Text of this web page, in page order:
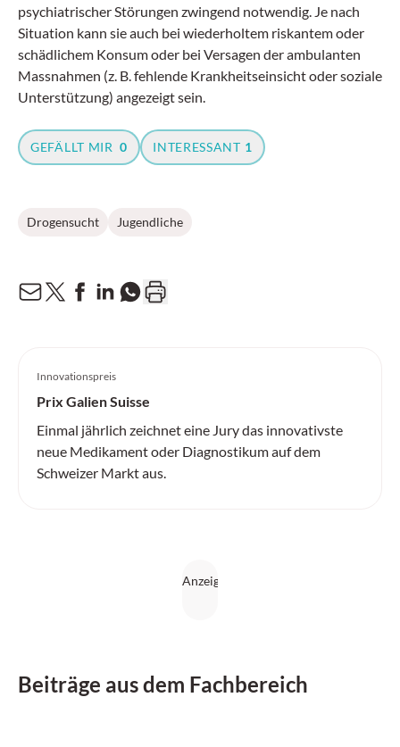
psychiatrischer Störungen zwingend notwendig. Je nach
Situation kann sie auch bei wiederholtem riskantem oder
schädlichem Konsum oder bei Versagen der ambulanten
Massnahmen (z. B. fehlende Krankheitseinsicht oder soziale
Unterstützung) angezeigt sein.
GEFÄLLT MIR 0 INTERESSANT 1
Drogensucht Jugendliche
Innovationspreis
Prix Galien Suisse
Einmal jährlich zeichnet eine Jury das innovativste
neue Medikament oder Diagnostikum auf dem
Schweizer Markt aus.
Beiträge aus dem Fachbereich